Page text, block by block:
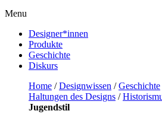
Menu
Designer*innen
Produkte
Geschichte
Diskurs
Home /Designwissen /Geschichte
Haltungen des Designs /
Jugendstil